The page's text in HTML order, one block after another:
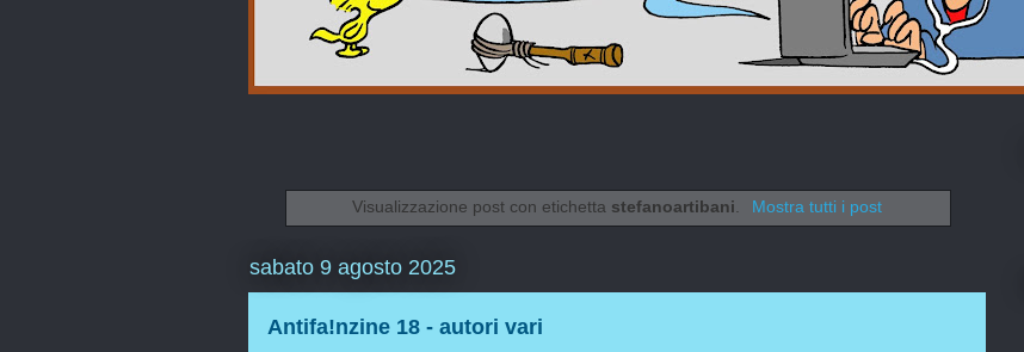
Visualizzazione post con etichetta stefanoartibani. Mostra tutti i post
sabato 9 agosto 2025
Antifa!nzine 18 - autori vari